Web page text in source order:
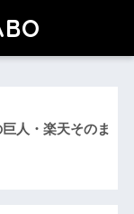
巨人・楽天そのま